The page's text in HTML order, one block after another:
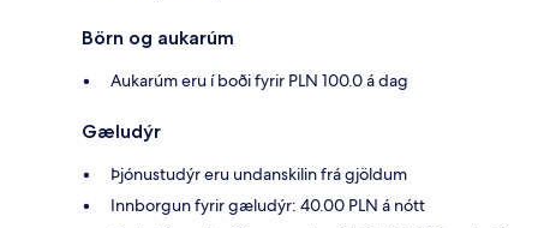
Börn og aukarúm
Aukarúm eru í boði fyrir PLN 100.0 á dag
Gæludýr
Þjónustudýr eru undanskilin frá gjöldum
Innborgun fyrir gæludýr: 40.00 PLN á nótt